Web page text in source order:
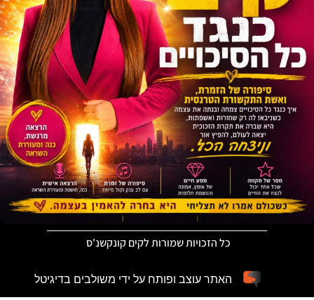
כל הזכויות שמורות לקים קונקשנ'ס
האתר עוצב ופותח על ידי משולבים בדיגיטל